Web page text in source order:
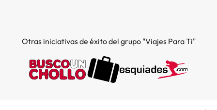
Otras iniciativas de éxito del grupo "Viajes Para Ti"